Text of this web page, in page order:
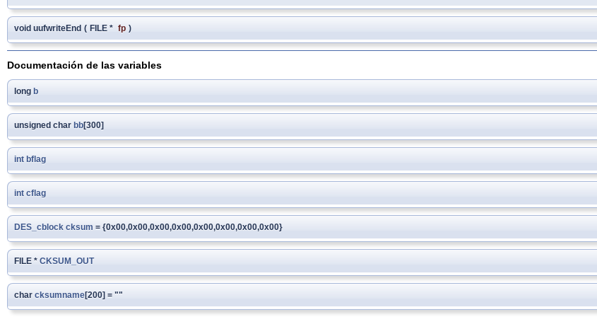
void uufwriteEnd ( FILE * fp )
Documentación de las variables
long b
unsigned char bb[300]
int bflag
int cflag
DES_cblock cksum = {0x00,0x00,0x00,0x00,0x00,0x00,0x00,0x00}
FILE * CKSUM_OUT
char cksumname[200] = ""